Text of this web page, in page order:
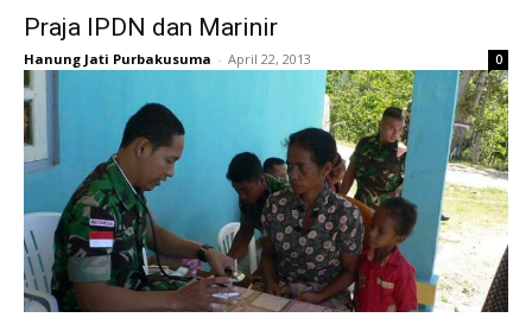
Praja IPDN dan Marinir
Hanung Jati Purbakusuma - April 22, 2013 0